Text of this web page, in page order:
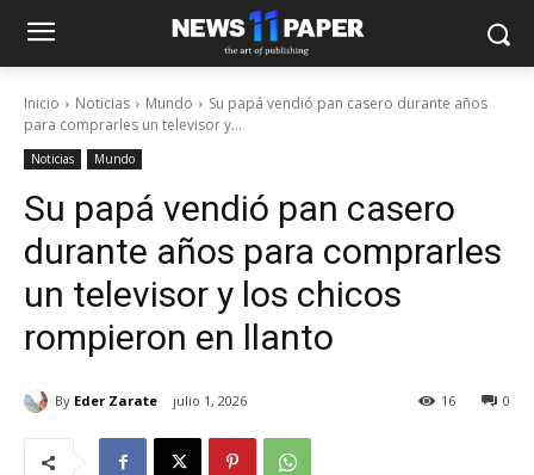
Inicio Noticias Mundo
Su papá vendió pan casero durante años
para comprarles un televisor y...
Noticias Mundo
Su papá vendió pan casero
durante años para comprarles
un televisor y los chicos
rompieron en llanto
By Eder Zarate julio 1, 2026 0
16